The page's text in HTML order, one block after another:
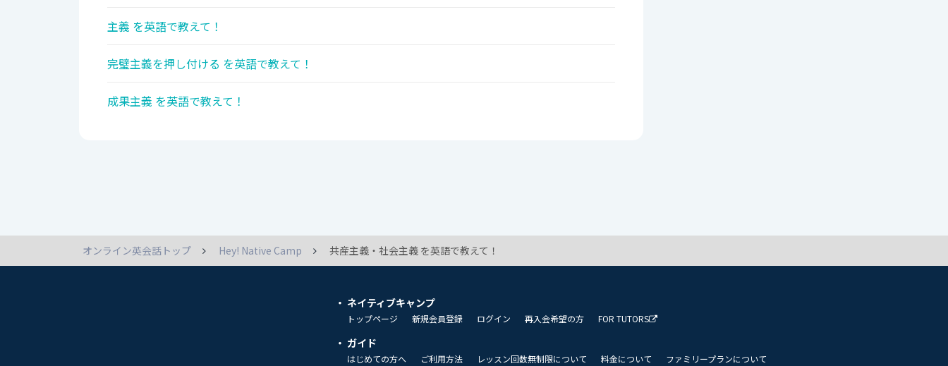
主義 を英語で教えて！
完璧主義を押し付ける を英語で教えて！
成果主義 を英語で教えて！
オンライン英会話トップ Hey! Native Camp 共産主義・社会主義 を英語で教えて！
ネイティブキャンプ
トップページ 新規会員登録 ログイン 再入会希望の方 FOR TUTORS
ガイド
はじめての方へ ご利用方法 レッスン回数無制限について 料金について
ファミリープランについて